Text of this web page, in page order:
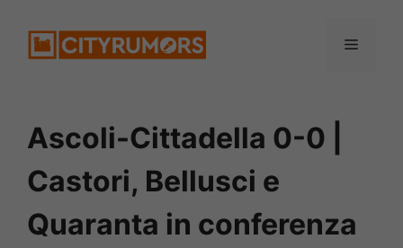
Menu
Ascoli-Cittadella 0-0 |
Castori, Bellusci e
Quaranta in conferenza